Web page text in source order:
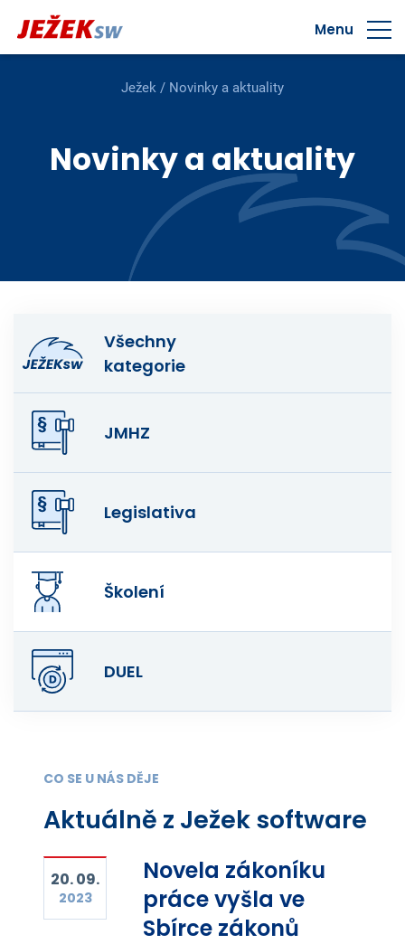
Menu
Ježek / Novinky a aktuality
Novinky a aktuality
Všechny
kategorie
JMHZ
Legislativa
Školení
DUEL
CO SE U NÁS DĚJE
Aktuálně z Ježek software
20. 09.
2023
Novela zákoníku
práce vyšla ve
Sbírce zákonů